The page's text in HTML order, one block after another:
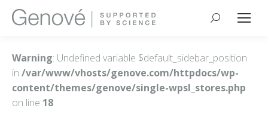
Buscar:
Warning: Undefined variable $default_sidebar_position
in /var/www/vhosts/genove.com/httpdocs/wp-
content/themes/genove/single-wpsl_stores.php
on line 18